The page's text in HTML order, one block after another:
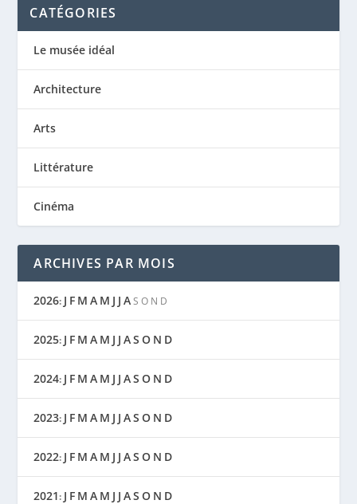
CATÉGORIES
Le musée idéal
Architecture
Arts
Littérature
Cinéma
ARCHIVES PAR MOIS
2026: J F M A M J J A S O N D
2025: J F M A M J J AS O N D
2024: J F M A M J J AS O N D
2023: J F M A M J J AS O N D
2022: J F M A M J J AS O N D
2021: J F M A M J J AS O N D